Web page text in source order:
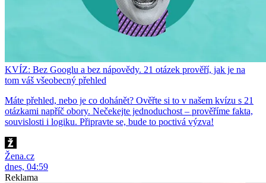
KVÍZ: Bez Googlu a bez nápovědy. 21 otázek prověří, jak je na
tom váš všeobecný přehled
Máte přehled, nebo je co dohánět? Ověřte si to v našem kvízu s 21
otázkami napříč obory. Nečekejte jednoduchost – prověříme fakta,
souvislosti i logiku. Připravte se, bude to poctivá výzva!
Žena.cz
dnes, 04:59
Reklama